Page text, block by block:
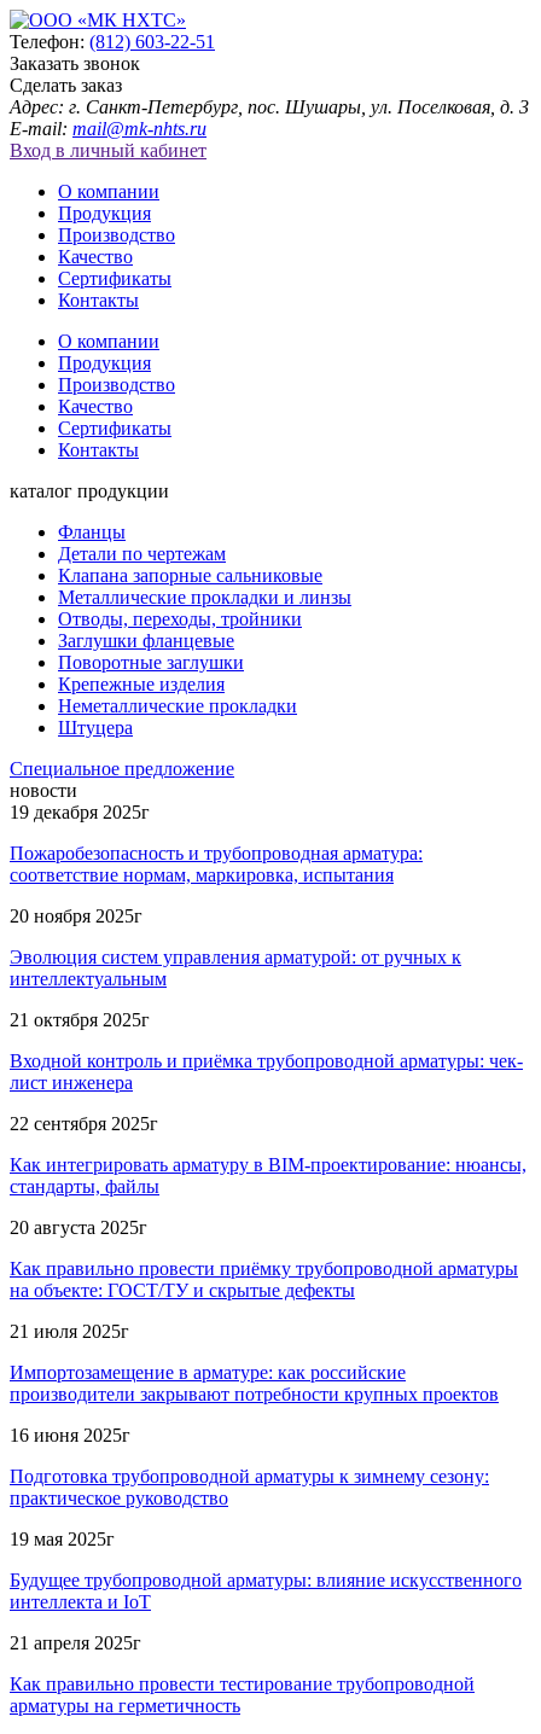
Телефон: (812) 603-22-51
Заказать звонок
Сделать заказ
Адрес: г. Санкт-Петербург, пос. Шушары, ул. Поселковая, д. 3
E-mail: mail@mk-nhts.ru
Вход в личный кабинет
О компании
Продукция
Производство
Качество
Сертификаты
Контакты
О компании
Продукция
Производство
Качество
Сертификаты
Контакты
каталог продукции
Фланцы
Детали по чертежам
Клапана запорные сальниковые
Металлические прокладки и линзы
Отводы, переходы, тройники
Заглушки фланцевые
Поворотные заглушки
Крепежные изделия
Неметаллические прокладки
Штуцера
Специальное предложение
новости
19 декабря 2025г
Пожаробезопасность и трубопроводная арматура:
соответствие нормам, маркировка, испытания
20 ноября 2025г
Эволюция систем управления арматурой: от ручных к
интеллектуальным
21 октября 2025г
Входной контроль и приёмка трубопроводной арматуры: чек-
лист инженера
22 сентября 2025г
Как интегрировать арматуру в BIM-проектирование: нюансы,
стандарты, файлы
20 августа 2025г
Как правильно провести приёмку трубопроводной арматуры
на объекте: ГОСТ/ТУ и скрытые дефекты
21 июля 2025г
Импортозамещение в арматуре: как российские
производители закрывают потребности крупных проектов
16 июня 2025г
Подготовка трубопроводной арматуры к зимнему сезону:
практическое руководство
19 мая 2025г
Будущее трубопроводной арматуры: влияние искусственного
интеллекта и IoT
21 апреля 2025г
Как правильно провести тестирование трубопроводной
арматуры на герметичность